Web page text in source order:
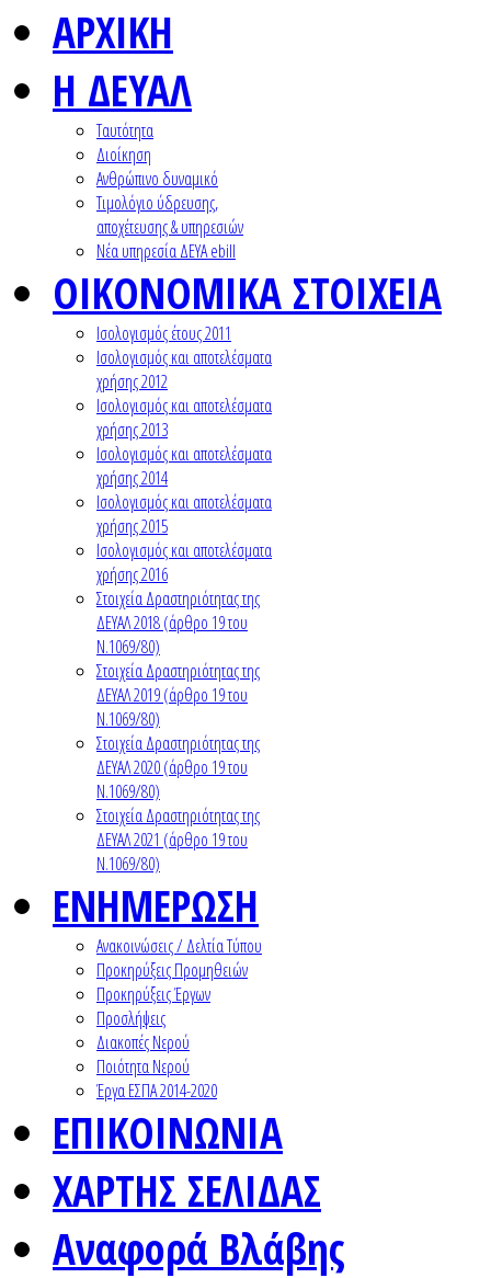
ΑΡΧΙΚΗ
Η ΔΕΥΑΛ
Ταυτότητα
Διοίκηση
Ανθρώπινο δυναμικό
Τιμολόγιο ύδρευσης,
αποχέτευσης & υπηρεσιών
Nέα υπηρεσία ΔΕΥΑ ebill
ΟΙΚΟΝΟΜΙΚΑ ΣΤΟΙΧΕΙΑ
Ισολογισμός έτους 2011
Ισολογισμός και αποτελέσματα
χρήσης 2012
Ισολογισμός και αποτελέσματα
χρήσης 2013
Ισολογισμός και αποτελέσματα
χρήσης 2014
Ισολογισμός και αποτελέσματα
χρήσης 2015
Ισολογισμός και αποτελέσματα
χρήσης 2016
Στοιχεία Δραστηριότητας της
ΔΕΥΑΛ 2018 (άρθρο 19 του
Ν.1069/80)
Στοιχεία Δραστηριότητας της
ΔΕΥΑΛ 2019 (άρθρο 19 του
Ν.1069/80)
Στοιχεία Δραστηριότητας της
ΔΕΥΑΛ 2020 (άρθρο 19 του
Ν.1069/80)
Στοιχεία Δραστηριότητας της
ΔΕΥΑΛ 2021 (άρθρο 19 του
Ν.1069/80)
ΕΝΗΜΕΡΩΣΗ
Ανακοινώσεις / Δελτία Τύπου
Προκηρύξεις Προμηθειών
Προκηρύξεις Έργων
Προσλήψεις
Διακοπές Νερού
Ποιότητα Νερού
Έργα ΕΣΠΑ 2014-2020
ΕΠΙΚΟΙΝΩΝΙΑ
ΧΑΡΤΗΣ ΣΕΛΙΔΑΣ
Αναφορά Βλάβης